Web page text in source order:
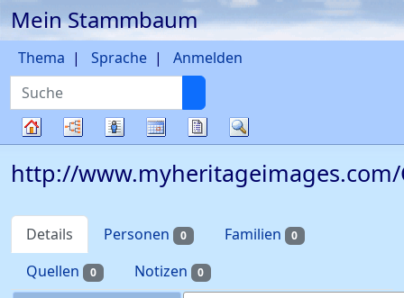
Weiter zu Hauptseite
Mein Stammbaum
Suche
Thema Sprache Anmelden
Diagramme
Listen KalenderBerichte
http://www.myheritageimages.com/
Details Personen 0 Familien 0
Quellen 0 Notizen 0